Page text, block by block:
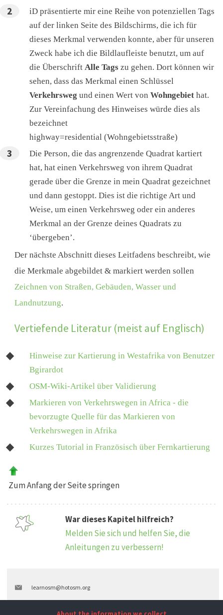
iD präsentierte mir eine Reihe von potenziellen Tags
auf der linken Seite des Bildschirms, die ich für
dieses Merkmal verwenden konnte, aber für unseren
Zweck habe ich die Bildlaufleiste benutzt, um auf
die ÜberschriftAlle Tags zu gehen. Dort können wir
sehen, dass das Merkmal einen Schlüssel
Verkehrsweg und einen Wert vonWohngebiet hat.
Zur Vereinfachung des Hinweises würde dies als
bezeichnet
highway=residential (Wohngebietsstraße)
Die Person, die das angrenzende Quadrat kartiert
hat, hat einen Verkehrsweg von ihrem Quadrat
gerade über die Grenze in mein Quadrat gezeichnet
und dann gestoppt. Dies ist die richtige Art und
Weise, um einen Verkehrsweg oder ein anderes
Merkmal an der Grenze deines Quadrats zu
‘übergeben’.
Der nächste Abschnitt dieses Leitfadens beschreibt, wie
die Merkmale abgebildet & markiert werden sollen
Zeichnen von Straßen, Gebäuden, Wasser und
Landnutzung.
Vertiefende Literatur (meist auf Englisch)
Hinweise zur Kartierung in Westafrika von Benutzer
Bgirardot
OSM-Wiki-Artikel über Validierung
Markieren von Verkehrswegen in Africa - die
bevorzugte Quelle für das Markieren von
Verkehrswegen in Afrika
Kurzes Tutorial in Französisch über Fernkartierung
Zum Anfang der Seite springen
War dieses Kapitel hilfreich?
Melden Sie sich und helfen Sie, die
Anleitungen zu verbessern!
learnosm@hotosm.org